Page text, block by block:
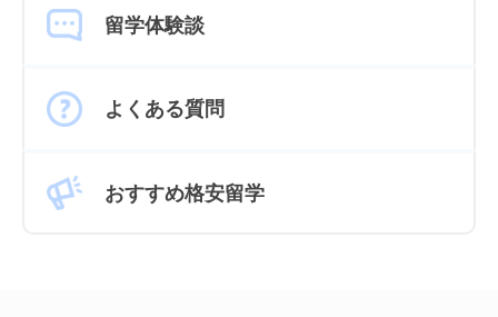
留学体験談
よくある質問
おすすめ格安留学